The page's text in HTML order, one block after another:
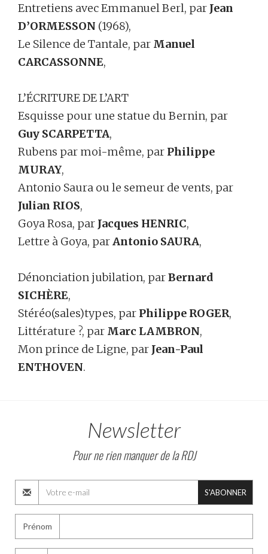
Entretiens avec Emmanuel Berl, par Jean
D’ORMESSON (1968),
Le Silence de Tantale, par Manuel
CARCASSONNE,
L’ÉCRITURE DE L’ART
Esquisse pour une statue du Bernin, par
Guy SCARPETTA,
Rubens par moi-même, par Philippe
MURAY,
Antonio Saura ou le semeur de vents, par
Julian RIOS,
Goya Rosa, par Jacques HENRIC,
Lettre à Goya, parAntonio SAURA,
Dénonciation jubilation, parBernard
SICHÈRE,
Stéréo(sales)types, par Philippe ROGER,
Littérature ?, par Marc LAMBRON,
Mon prince de Ligne, par Jean-Paul
ENTHOVEN.
Newsletter
Pour ne rien manquer de la RDJ
S'ABONNER
Prénom